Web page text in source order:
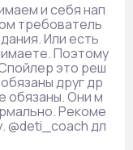
и себя нап
требователь
Или есть
Поэтому
это реш
друг др
обязаны. Они м
Рекоме
@deti_coach дл